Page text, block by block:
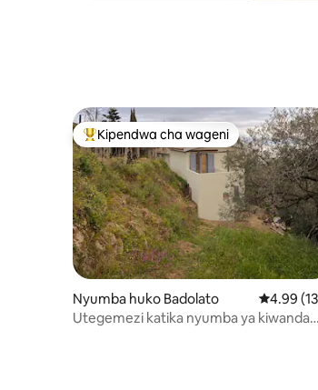
Kipendwa maarufu cha wageni
Kipendwa cha wageni
Nyumba huko Badolato Ukadiriaji
4.99
Utegemezi katika nyumba ya kiwanda